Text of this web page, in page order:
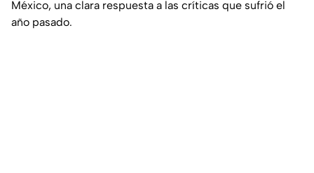
México, una clara respuesta a las críticas que sufrió el
año pasado.